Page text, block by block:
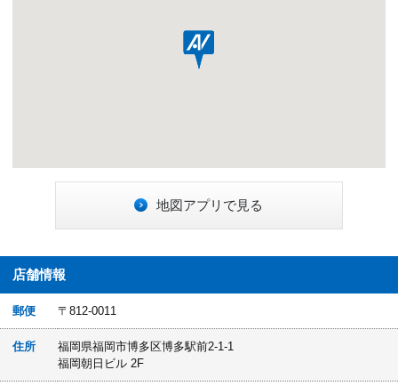
地図アプリで見る
店舗情報
郵便 〒812-0011
住所
福岡県福岡市博多区博多駅前2-1-1
福岡朝日ビル 2F